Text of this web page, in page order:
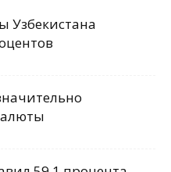
Узбекистана